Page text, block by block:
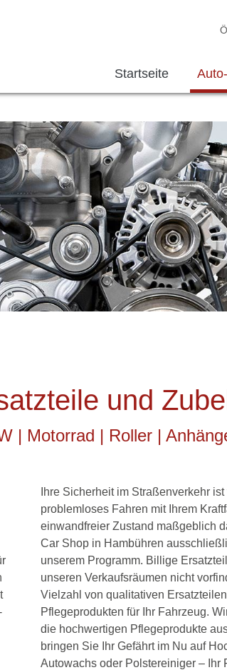
Startseite
und
| Motorrad | Roller |
Ihre Sicherheit im Straßenverkehr
problemloses Fahren mit Ihrem
einwandfreier Zustand maßgeblich
Car Shop in Hambühren
unserem Programm. Billige
unseren Verkaufsräumen nicht
Vielzahl von qualitativen
Pflegeprodukten für Ihr Fahrzeug.
die hochwertigen Pflegeprodukte
bringen Sie Ihr Gefährt im Nu auf
Autowachs oder Polstereiniger – Ihr